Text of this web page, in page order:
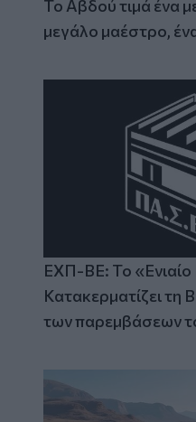
Το Αβδού τιμά ένα
μεγάλο μαέστρο,
ΕΧΠ-ΒΕ: Το «Ενιαίο
Κατακερματίζει τη
των παρεμβάσεων